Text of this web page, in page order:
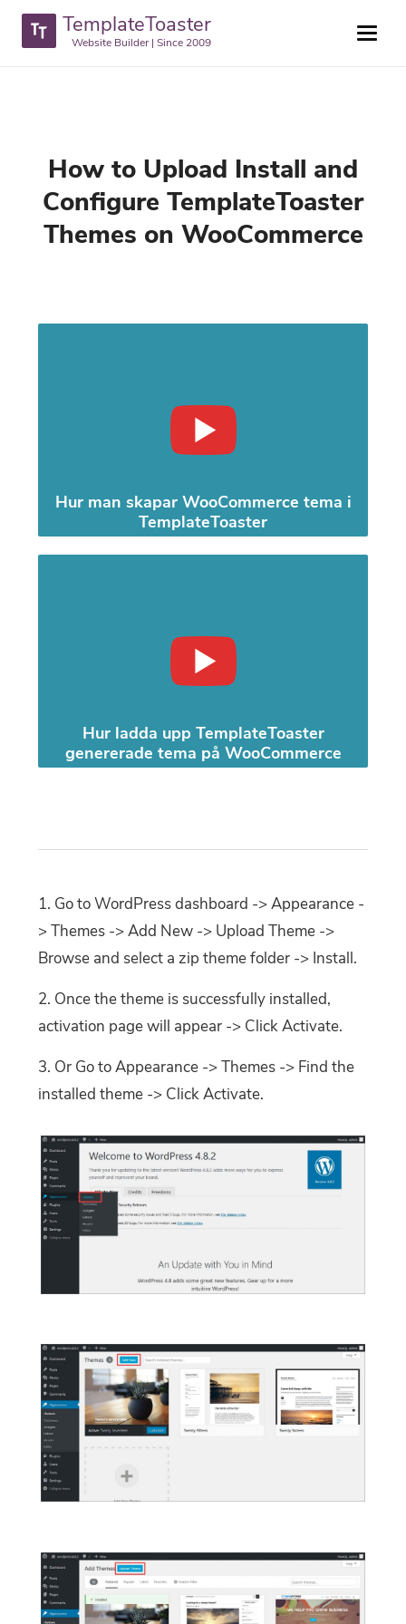
TemplateToaster
Website Builder | Since 2009
How to Upload Install and
Configure TemplateToaster
Themes on WooCommerce
Hur man skapar WooCommerce tema i
TemplateToaster
Hur ladda upp TemplateToaster
genererade tema på WooCommerce
Go to WordPress dashboard -> Appearance -
> Themes -> Add New -> Upload Theme ->
Browse and select a zip theme folder -> Install.
Once the theme is successfully installed,
activation page will appear -> Click Activate.
Or Go to Appearance -> Themes -> Find the
installed theme -> Click Activate.